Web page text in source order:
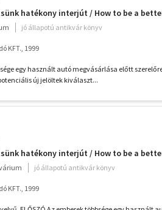
hatékony interjút / How to be a
jó állapotú antikvár könyv
KFT., 1999
egy használt autó megvásárlása előtt
új jelöltek kiválaszt...
hatékony interjút / How to be a
jó állapotú antikvár könyv
KFT., 1999